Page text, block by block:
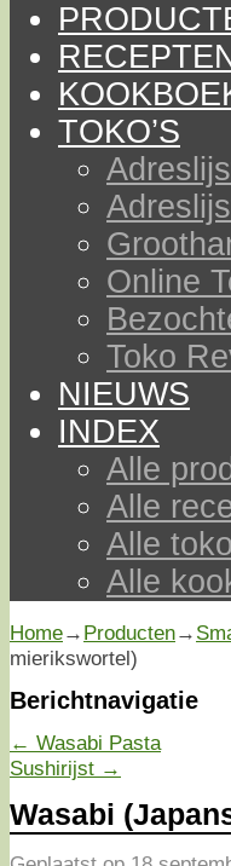
TOKO’S
Online
Toko
NIEUWS
INDEX
Alle
Alle
Alle
Alle
Home→ Producten→
mierikswortel)
Berichtnavigatie
← Wasabi Pasta
Sushirijst →
Wasabi